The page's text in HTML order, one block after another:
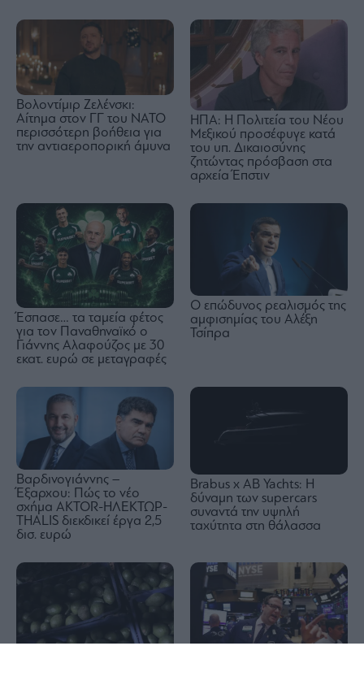
Βολοντίμιρ Ζελένσκι:
Αίτημα στον ΓΓ του ΝΑΤΟ
περισσότερη βοήθεια για
την αντιαεροπορική άμυνα
ΗΠΑ: Η Πολιτεία του Νέου
Μεξικού προσέφυγε κατά
του υπ. Δικαιοσύνης
ζητώντας πρόσβαση στα
αρχεία Έπστιν
Έσπασε… τα ταμεία φέτος
για τον Παναθηναϊκό ο
Γιάννης Αλαφούζος με 30
εκατ. ευρώ σε μεταγραφές
Ο επώδυνος ρεαλισμός της
αμφισημίας του Αλέξη
Τσίπρα
Βαρδινογιάννης –
Έξαρχου: Πώς το νέο
σχήμα ΑKTOR-ΗΛΕΚΤΩΡ-
THALIS διεκδικεί έργα 2,5
δισ. ευρώ
Brabus x AB Yachts: Η
δύναμη των supercars
συναντά την υψηλή
ταχύτητα στη θάλασσα